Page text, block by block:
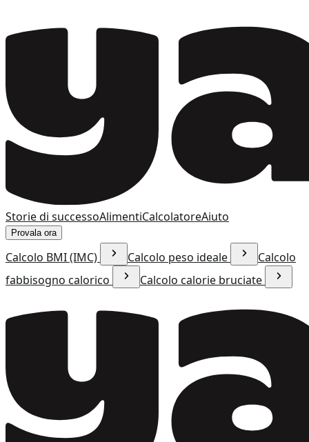
Storie di successoAlimentiCalcolatoreAiuto
Provala ora
Calcolo BMI (IMC) Calcolo peso ideale
Calcolo
fabbisogno calorico
Calcolo calorie bruciate